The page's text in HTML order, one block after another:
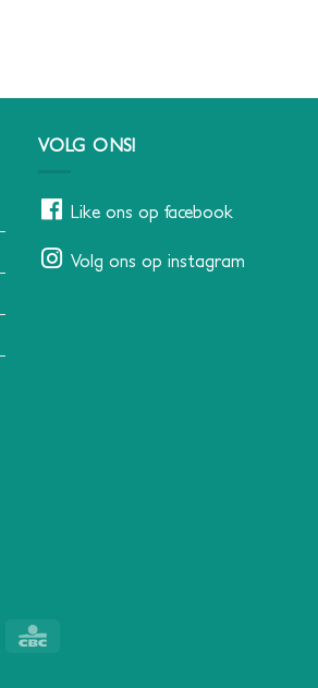
VOLG ONS!
Like ons op facebook
Volg ons op instagram
Klarna